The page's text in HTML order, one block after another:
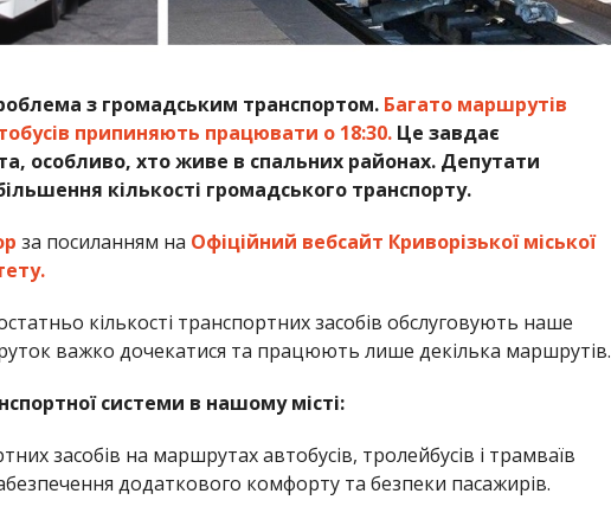
з громадським транспортом. Багато маршрутів
припиняють працювати о 18:30.Це завдає
особливо, хто живе в спальних районах. Депутати
кількості громадського транспорту.
за посиланням на Офіційний вебсайт Криворізької міської
кількості транспортних засобів обслуговують наше
важко дочекатися та працюють лише декілька маршрутів.
системи в нашому місті:
засобів на маршрутах автобусів, тролейбусів і трамваїв
додаткового комфорту та безпеки пасажирів.